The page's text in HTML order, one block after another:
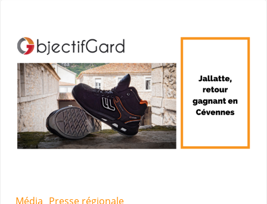
Média Presse régionale